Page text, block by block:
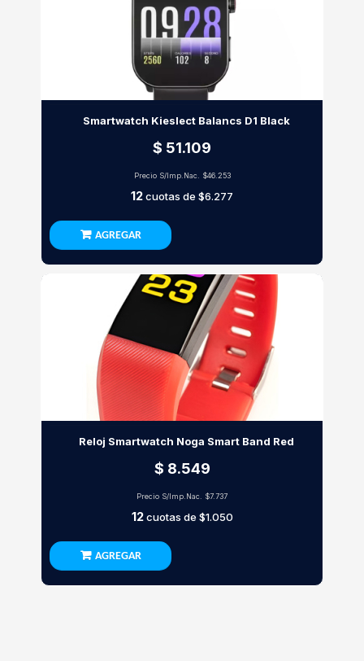
Smartwatch Kieslect Balancs D1 Black
$ 51.109
Precio S/Imp.Nac. $46.253
12cuotas de $6.277
AGREGAR
Reloj Smartwatch Noga Smart Band Red
$ 8.549
Precio S/Imp.Nac. $7.737
12cuotas de $1.050
AGREGAR